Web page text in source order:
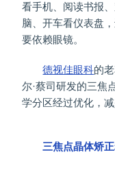
看手机、阅读书报
脑、开车看仪表盘
要依赖眼镜。
德视佳眼科的
尔·蔡司研发的三焦
学分区经过优化，
三焦点晶体矫正